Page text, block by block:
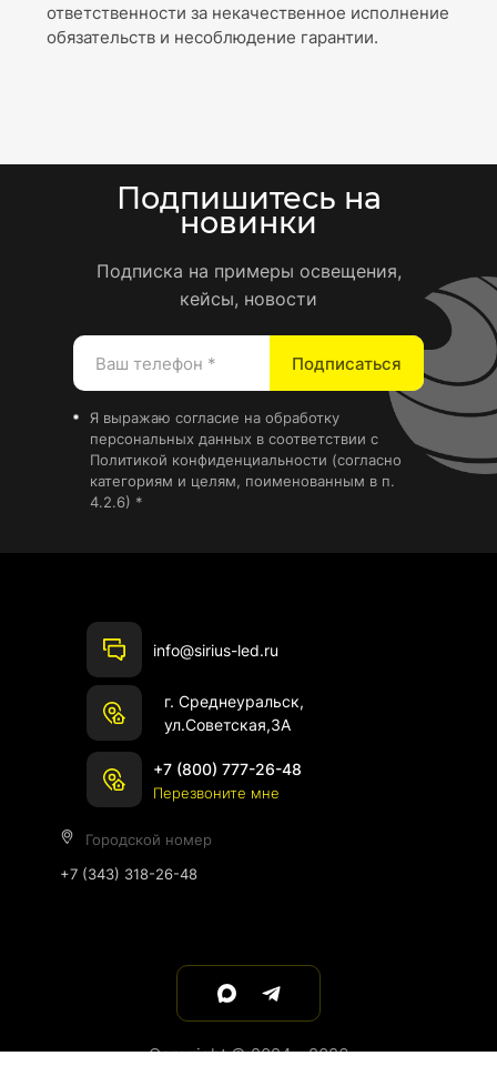
ответственности за некачественное исполнение
обязательств и несоблюдение гарантии.
Подпишитесь на
новинки
Подписка на примеры освещения,
кейсы, новости
Подписаться
Я выражаюсогласие на обработку
персональных данных в соответствии с
Политикой конфиденциальности (согласно
категориям и целям, поименованным в п.
4.2.6) *
Copyright © 2024 - 2026
info@sirius-led.ru
г. Среднеуральск,
ул.Советская,3А
+7 (800) 777-26-48
Перезвоните мне
Городской номер
+7 (343) 318-26-48